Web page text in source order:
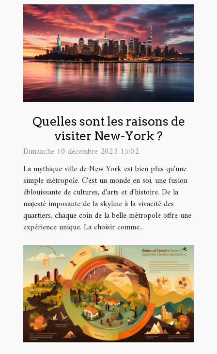
Quelles sont les raisons de
visiter New-York ?
Dimanche 10 décembre 2023 15:02
La mythique ville de New York est bien plus qu'une
simple métropole. C'est un monde en soi, une fusion
éblouissante de cultures, d'arts et d'histoire. De la
majesté imposante de la skyline à la vivacité des
quartiers, chaque coin de la belle métropole offre une
expérience unique. La choisir comme...